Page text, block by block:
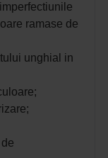
ramase de
unghial in